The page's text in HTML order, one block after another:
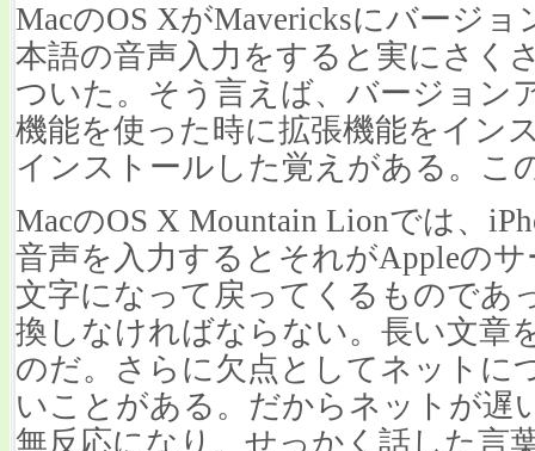
MacのOS XがMavericksにバージ
本語の音声入力をすると実にさく
ついた。そう言えば、バージョン
機能を使った時に拡張機能をイン
インストールした覚えがある。こ
MacのOS X Mountain Lionでは、
音声を入力するとそれがAppleの
文字になって戻ってくるものであ
換しなければならない。長い文章
のだ。さらに欠点としてネットに
いことがある。だからネットが遅
無反応になり、せっかく話した言